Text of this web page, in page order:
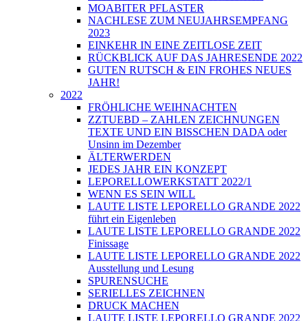
MOABITER PFLASTER
NACHLESE ZUM NEUJAHRSEMPFANG
2023
EINKEHR IN EINE ZEITLOSE ZEIT
RÜCKBLICK AUF DAS JAHRESENDE 2022
GUTEN RUTSCH & EIN FROHES NEUES
JAHR!
2022
FRÖHLICHE WEIHNACHTEN
ZZTUEBD – ZAHLEN ZEICHNUNGEN
TEXTE UND EIN BISSCHEN DADA oder
Unsinn im Dezember
ÄLTERWERDEN
JEDES JAHR EIN KONZEPT
LEPORELLOWERKSTATT 2022/1
WENN ES SEIN WILL
LAUTE LISTE LEPORELLO GRANDE 2022
führt ein Eigenleben
LAUTE LISTE LEPORELLO GRANDE 2022
Finissage
LAUTE LISTE LEPORELLO GRANDE 2022
Ausstellung und Lesung
SPURENSUCHE
SERIELLES ZEICHNEN
DRUCK MACHEN
LAUTE LISTE LEPORELLO GRANDE 2022